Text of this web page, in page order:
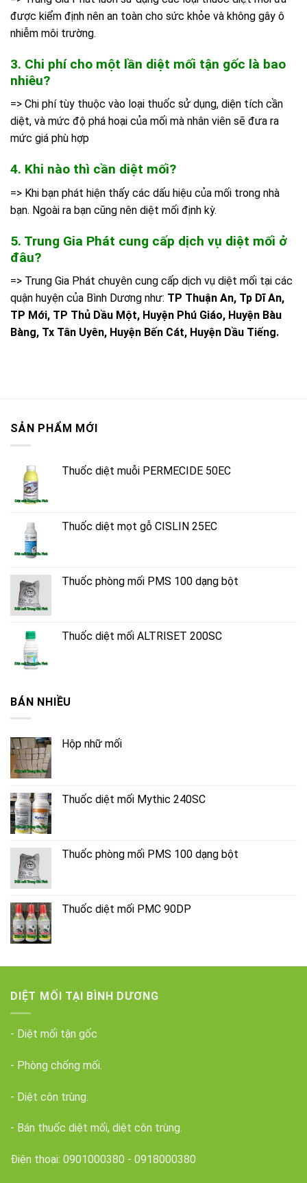
được kiểm định nên an toàn cho sức khỏe và không gây ô
nhiễm môi trường.
3. Chi phí cho một lần diệt mối tận gốc là bao
nhiêu?
=> Chi phí tùy thuộc vào loại thuốc sử dụng, diện tích cần
diệt, và mức độ phá hoại của mối mà nhân viên sẽ đưa ra
mức giá phù hợp
4. Khi nào thì cần diệt mối?
=> Khi bạn phát hiện thấy các dấu hiệu của mối trong nhà
bạn. Ngoài ra bạn cũng nên diệt mối định kỳ.
5. Trung Gia Phát cung cấp dịch vụ diệt mối ở
đâu?
=> Trung Gia Phát chuyên cung cấp dịch vụ diệt mối tại các
quận huyện của Bình Dương như: TP Thuận An, Tp Dĩ An,
TP Mới, TP Thủ Dầu Một, Huyện Phú Giáo, Huyện Bàu
Bàng, Tx Tân Uyên, Huyện Bến Cát, Huyện Dầu Tiếng.
SẢN PHẨM MỚI
Thuốc diệt muỗi PERMECIDE 50EC
Thuốc diệt mọt gỗ CISLIN 25EC
Thuốc phòng mối PMS 100 dạng bột
Thuốc diệt mối ALTRISET 200SC
BÁN NHIỀU
Hộp nhữ mối
Thuốc diệt mối Mythic 240SC
Thuốc phòng mối PMS 100 dạng bột
Thuốc diệt mối PMC 90DP
DIỆT MỐI TẠI BÌNH DƯƠNG
- Diệt mối tận gốc
- Phòng chống mối.
- Diệt côn trùng.
- Bán thuốc diệt mối, diệt côn trùng.
Điện thoại: 0901000380 - 0918000380